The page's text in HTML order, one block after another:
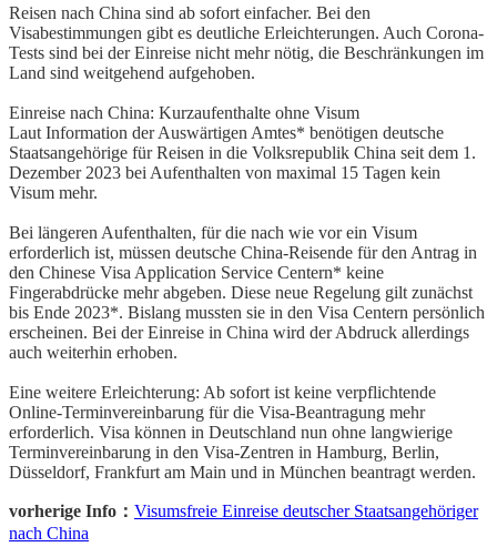
Reisen nach China sind ab sofort einfacher. Bei den
Visabestimmungen gibt es deutliche Erleichterungen. Auch Corona-
Tests sind bei der Einreise nicht mehr nötig, die Beschränkungen im
Land sind weitgehend aufgehoben.
Einreise nach China: Kurzaufenthalte ohne Visum
Laut Information der Auswärtigen Amtes* benötigen deutsche
Staatsangehörige für Reisen in die Volksrepublik China seit dem 1.
Dezember 2023 bei Aufenthalten von maximal 15 Tagen kein
Visum mehr.
Bei längeren Aufenthalten, für die nach wie vor ein Visum
erforderlich ist, müssen deutsche China-Reisende für den Antrag in
den Chinese Visa Application Service Centern* keine
Fingerabdrücke mehr abgeben. Diese neue Regelung gilt zunächst
bis Ende 2023*. Bislang mussten sie in den Visa Centern persönlich
erscheinen. Bei der Einreise in China wird der Abdruck allerdings
auch weiterhin erhoben.
Eine weitere Erleichterung: Ab sofort ist keine verpflichtende
Online-Terminvereinbarung für die Visa-Beantragung mehr
erforderlich. Visa können in Deutschland nun ohne langwierige
Terminvereinbarung in den Visa-Zentren in Hamburg, Berlin,
Düsseldorf, Frankfurt am Main und in München beantragt werden.
vorherige Info： Visumsfreie Einreise deutscher Staatsangehöriger
nach China